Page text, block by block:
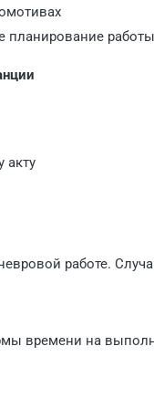
планирование
акту
работе.
времени на